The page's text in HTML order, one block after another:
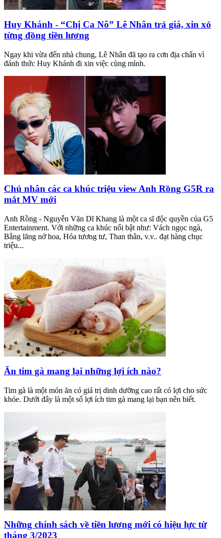
Huy Khánh - “Chị Ca Nô” Lê Nhân trả giá, xin xỏ
từng đồng tiền lương
Ngay khi vừa đến nhà chung, Lê Nhân đã tạo ra cơn địa chấn vì
đánh thức Huy Khánh đi xin việc cùng mình.
Chủ nhân các ca khúc triệu view Anh Rồng G5R ra
mắt MV mới
Anh Rồng - Nguyễn Văn Dĩ Khang là một ca sĩ độc quyền của G5
Entertainment. Với những ca khúc nổi bật như: Vách ngọc ngà,
Bằng lăng nở hoa, Hóa tương tư, Than thân, v.v.. đạt hàng chục
triệu...
Ăn tim gà mang lại những lợi ích nào?
Tim gà là một món ăn có giá trị dinh dưỡng cao rất có lợi cho sức
khỏe. Dưới đây là một số lợi ích tim gà mang lại bạn nên biết.
Những chính sách về tiền lương mới có hiệu lực từ
tháng 3/2023